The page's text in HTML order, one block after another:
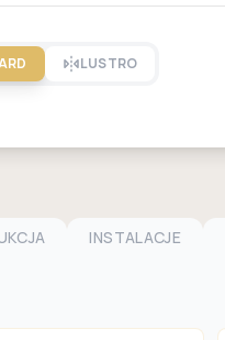
LUSTRO
INSTALACJE